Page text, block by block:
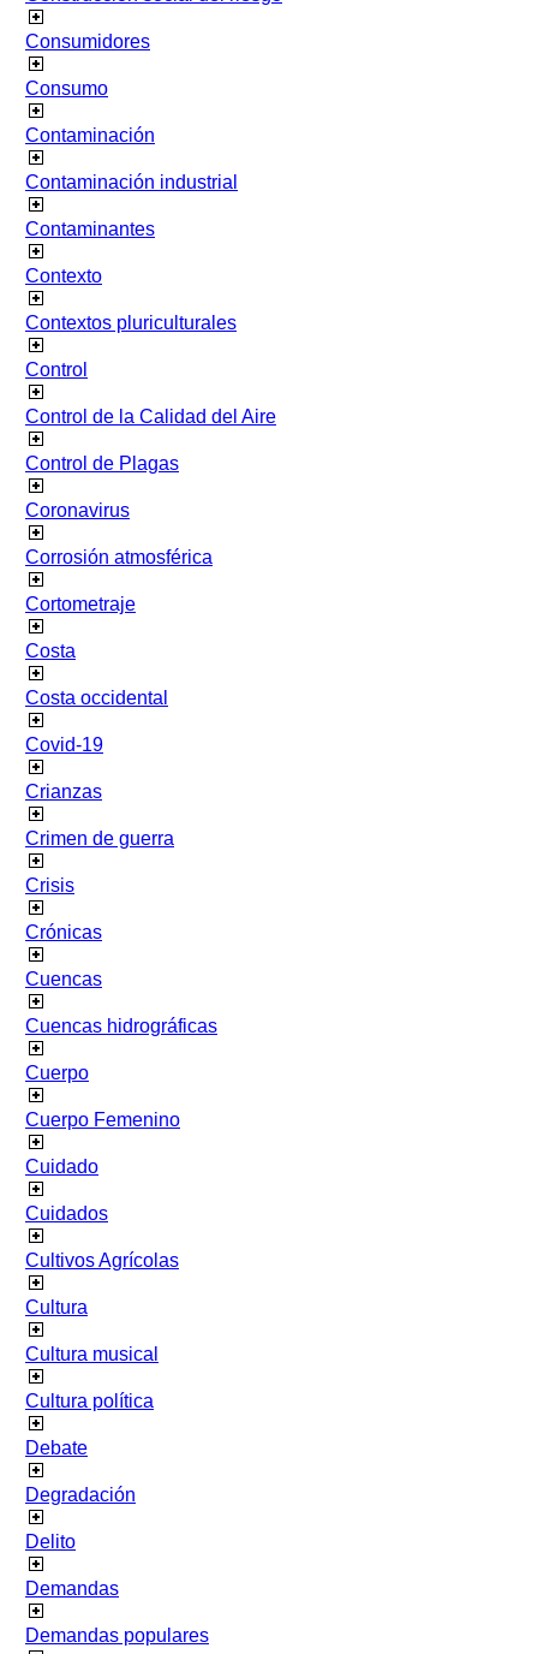
Consumidores
Consumo
Contaminación
Contaminación industrial
Contaminantes
Contexto
Contextos pluriculturales
Control
Control de la Calidad del Aire
Control de Plagas
Coronavirus
Corrosión atmosférica
Cortometraje
Costa
Costa occidental
Covid-19
Crianzas
Crimen de guerra
Crisis
Crónicas
Cuencas
Cuencas hidrográficas
Cuerpo
Cuerpo Femenino
Cuidado
Cuidados
Cultivos Agrícolas
Cultura
Cultura musical
Cultura política
Debate
Degradación
Delito
Demandas
Demandas populares